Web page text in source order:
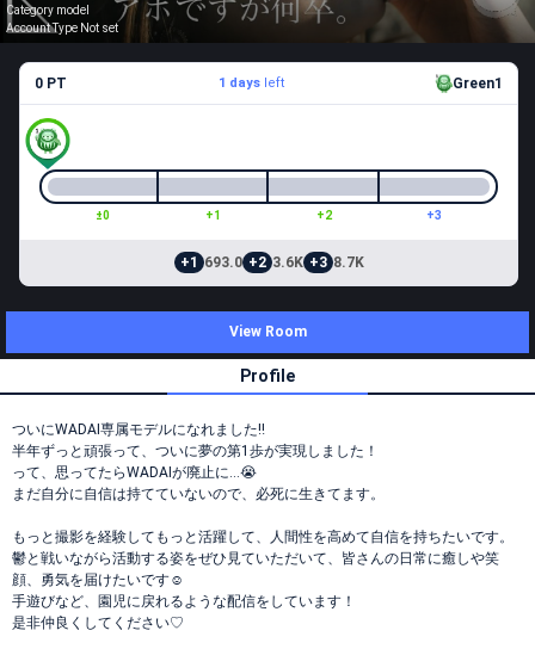
Category model
Account Type Not set
0 PT 1 daysleft Green1
±0 +1 +2 +3
+1 693.0 +2 3.6K +3 8.7K
View Room
Profile
ついにWADAI専属モデルになれました‼️
半年ずっと頑張って、ついに夢の第1歩が実現しました！
って、思ってたらWADAIが廃止に…😭
まだ自分に自信は持てていないので、必死に生きてます。
もっと撮影を経験してもっと活躍して、人間性を高めて自信を持ちたいです。
鬱と戦いながら活動する姿をぜひ見ていただいて、皆さんの日常に癒しや笑
顔、勇気を届けたいです☺️
手遊びなど、園児に戻れるような配信をしています！
是非仲良くしてください♡